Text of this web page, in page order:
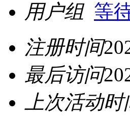
用户组 等
注册时间
最后访问
上次活动时